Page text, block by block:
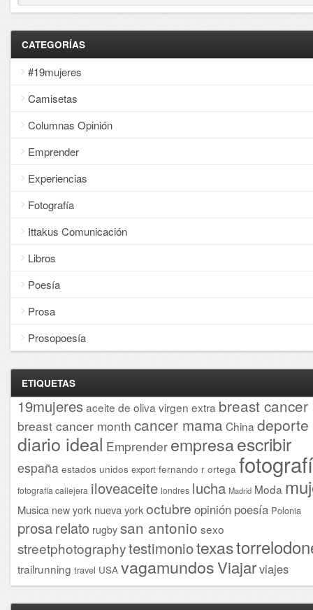
CATEGORÍAS
#19mujeres
Camisetas
Columnas Opinión
Emprender
Experiencias
Fotografía
Ittakus Comunicación
Libros
Poesía
Prosa
Prosopoesía
ETIQUETAS
19mujeresaceite de oliva virgen extra breast cancer
breast cancer month cancer mama China deporte
diario ideal Emprender empresaescribir
españa estados unidos export fernando r ortega
fotografía callejera iloveaceite londres lucha Madrid Moda
Musica new york nueva yorkoctubre opinión poesía Polonia
prosarelato rugby san antonio sexo
streetphotographytestimoniotexas
trailrunning travel USA vagamundosViajarviajes